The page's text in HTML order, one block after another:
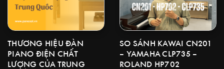
THƯƠNG HIỆU ĐÀN
PIANO ĐIỆN CHẤT
LƯỢNG CỦA TRUNG
SO SÁNH KAWAI CN201
– YAMAHA CLP735 –
ROLAND HP702